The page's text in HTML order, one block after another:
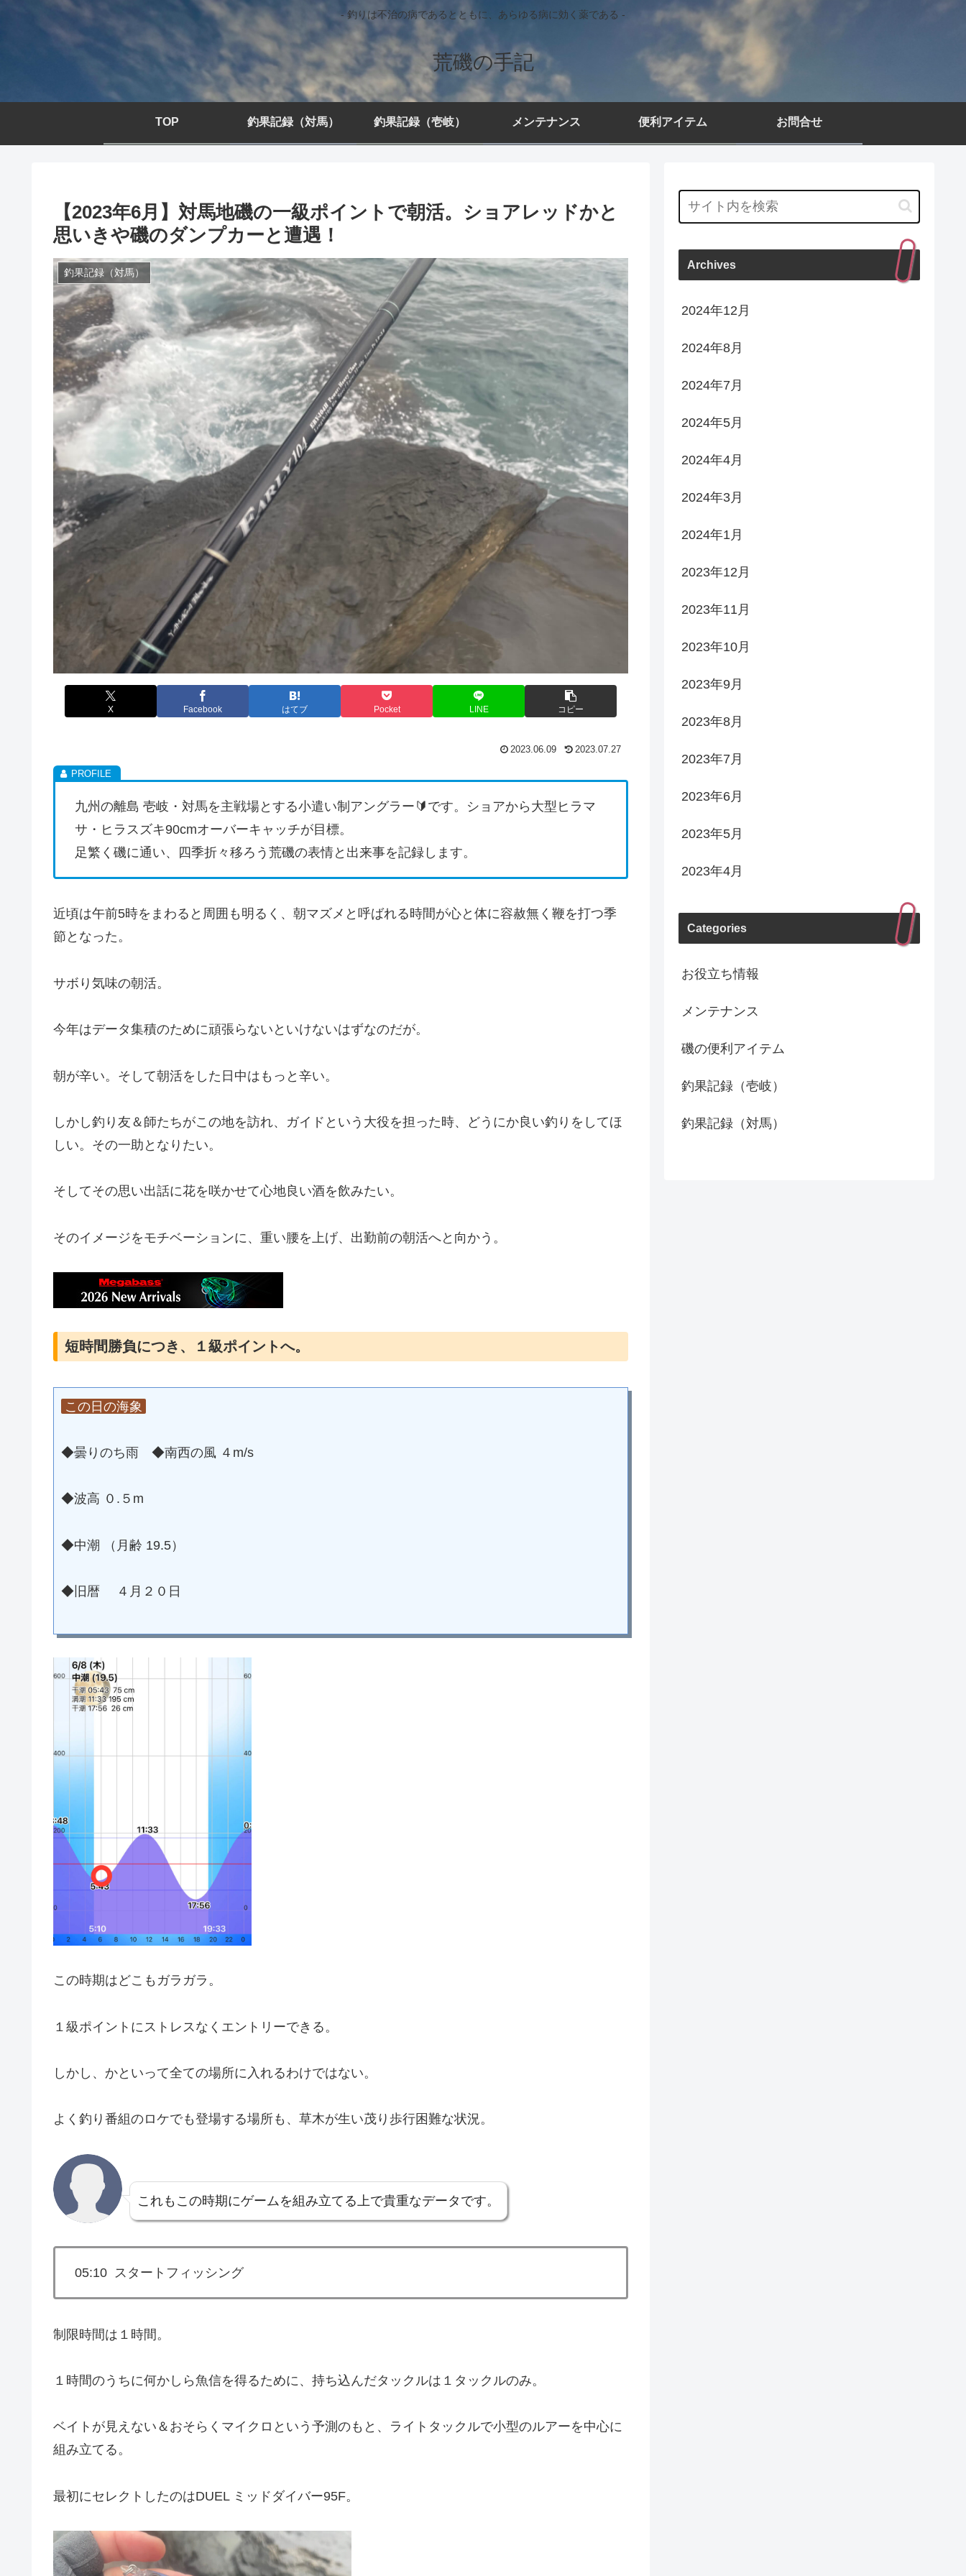
- 釣りは不治の病であるとともに、あらゆる病に効く薬である -
荒磯の手記
TOP 釣果記録（対馬） 釣果記録（壱岐） メンテナンス 便利アイテム お問合せ
【2023年6月】対馬地磯の一級ポイントで朝活。ショアレッドかと
思いきや磯のダンプカーと遭遇！
釣果記録（対馬）
X Facebook はてブ Pocket LINE コピー
2023.06.09 2023.07.27
九州の離島 壱岐・対馬を主戦場とする小遣い制アングラー🔰です。ショアから大型ヒラマ
サ・ヒラスズキ90cmオーバーキャッチが目標。
足繁く磯に通い、四季折々移ろう荒磯の表情と出来事を記録します。
近頃は午前5時をまわると周囲も明るく、朝マズメと呼ばれる時間が心と体に容赦無く鞭を打つ季
節となった。
サボり気味の朝活。
今年はデータ集積のために頑張らないといけないはずなのだが。
朝が辛い。そして朝活をした日中はもっと辛い。
しかし釣り友＆師たちがこの地を訪れ、ガイドという大役を担った時、どうにか良い釣りをしてほ
しい。その一助となりたい。
そしてその思い出話に花を咲かせて心地良い酒を飲みたい。
そのイメージをモチベーションに、重い腰を上げ、出勤前の朝活へと向かう。
短時間勝負につき、１級ポイントへ。
この日の海象
◆曇りのち雨 ◆南西の風 ４m/s
◆波高 ０.５m
◆中潮 （月齢 19.5）
◆旧暦 ４月２０日
この時期はどこもガラガラ。
１級ポイントにストレスなくエントリーできる。
しかし、かといって全ての場所に入れるわけではない。
よく釣り番組のロケでも登場する場所も、草木が生い茂り歩行困難な状況。
これもこの時期にゲームを組み立てる上で貴重なデータです。
05:10 スタートフィッシング
制限時間は１時間。
１時間のうちに何かしら魚信を得るために、持ち込んだタックルは１タックルのみ。
ベイトが見えない＆おそらくマイクロという予測のもと、ライトタックルで小型のルアーを中心に
組み立てる。
最初にセレクトしたのはDUEL ミッドダイバー95F。
Archives
2024年12月
2024年8月
2024年7月
2024年5月
2024年4月
2024年3月
2024年1月
2023年12月
2023年11月
2023年10月
2023年9月
2023年8月
2023年7月
2023年6月
2023年5月
2023年4月
Categories
お役立ち情報
メンテナンス
磯の便利アイテム
釣果記録（壱岐）
釣果記録（対馬）